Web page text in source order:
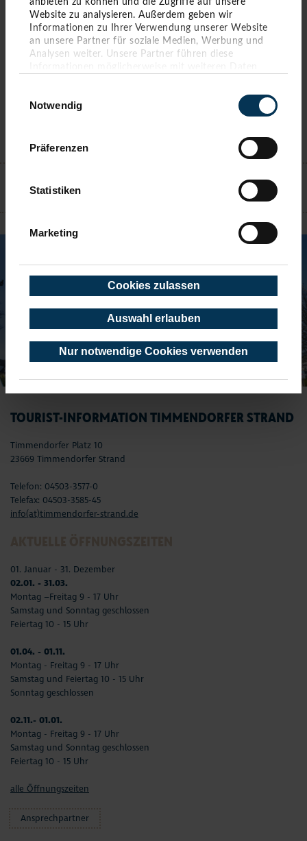
Website zu analysieren. Außerdem geben wir
Informationen zu Ihrer Verwendung unserer Website
an unsere Partner für soziale Medien, Werbung und
Analysen weiter. Unsere Partner führen diese
sie im Rahmen Ihrer Nutzung der Dienste gesammelt
haben. Sie geben Einwilligung zu unseren Cookies,
Notwendig
Präferenzen
Statistiken
Marketing
Cookies zulassen
Auswahl erlauben
Nur notwendige Cookies verwenden
TOURIST-INFORMATION TIMMENDORFER STRAND
Timmendorfer Platz 10
23669 Timmendorfer Strand
Telefon: 04503-3577-0
Telefax: 04503-3585-45
info(at)timmendorfer-strand.de
01. Januar - 31. Dezember
02.01. - 31.03.
Montag –Freitag 9 - 17 Uhr
Samstag und Sonntag geschlossen
Feiertag 10 - 15 Uhr
01.04. - 01.11.
Montag - Freitag 9 - 17 Uhr
Samstag und Feiertag 10 - 15 Uhr
Sonntag geschlossen
02.11.- 01.01.
Montag - Freitag 9 - 17 Uhr
Samstag und Sonntag geschlossen
Feiertag 10 - 15 Uhr
alle Öffnungszeiten
Ansprechpartner